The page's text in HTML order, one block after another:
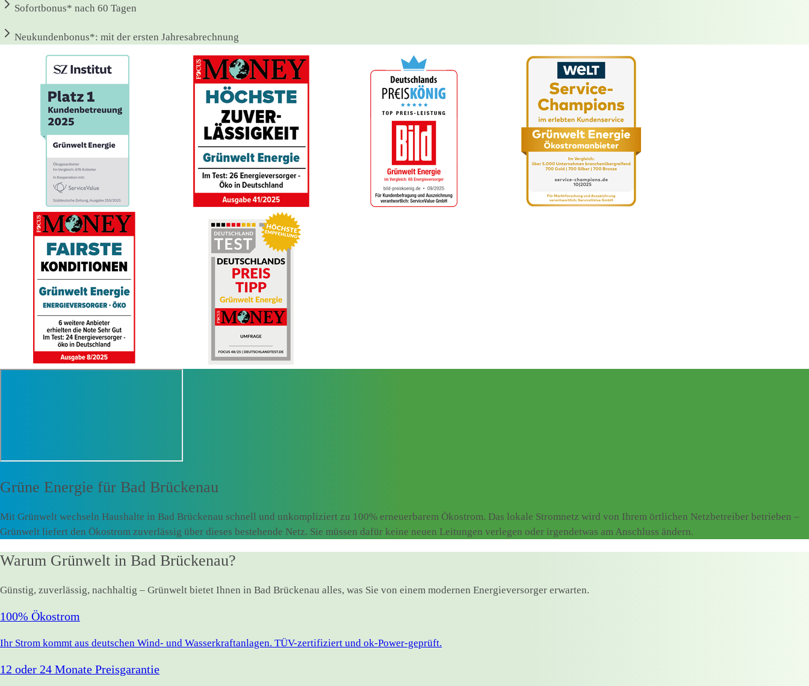
Sofortbonus* nach 60 Tagen
Neukundenbonus*: mit der ersten Jahresabrechnung
Grüne Energie für Bad Brückenau
Mit Grünwelt wechseln Haushalte in Bad Brückenau schnell und unkompliziert zu 100% erneuerbarem Ökostrom. Das lokale Stromnetz wird von Ihrem örtlichen Netzbetreiber betrieben –
Grünwelt liefert den Ökostrom zuverlässig über dieses bestehende Netz. Sie müssen dafür keine neuen Leitungen verlegen oder irgendetwas am Anschluss ändern.
Warum Grünwelt in Bad Brückenau?
Günstig, zuverlässig, nachhaltig – Grünwelt bietet Ihnen in Bad Brückenau alles, was Sie von einem modernen Energieversorger erwarten.
100% Ökostrom
Ihr Strom kommt aus deutschen Wind- und Wasserkraftanlagen. TÜV-zertifiziert und ok-Power-geprüft.
12 oder 24 Monate Preisgarantie